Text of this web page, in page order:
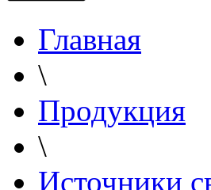
Главная
\
Продукция
\
Источники